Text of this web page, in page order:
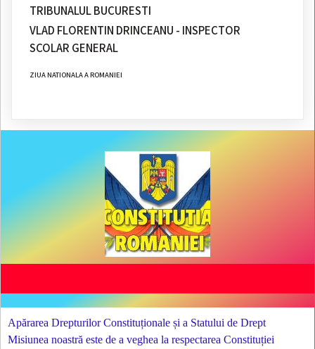
TRIBUNALUL BUCURESTI
VLAD FLORENTIN DRINCEANU - INSPECTOR
SCOLAR GENERAL
ZIUA NATIONALA A ROMANIEI
Apărarea Drepturilor Constituționale și a Statului de Drept
Misiunea noastră este de a veghea la respectarea Constituției